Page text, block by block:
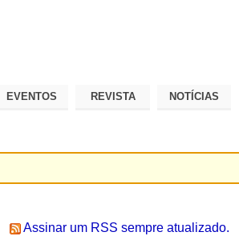
EVENTOS REVISTA NOTÍCIAS
Assinar um RSS sempre atualizado.